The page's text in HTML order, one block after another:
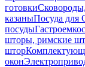
готовки
казаныПосуда для
посуды
шторы, римские
штор
окон